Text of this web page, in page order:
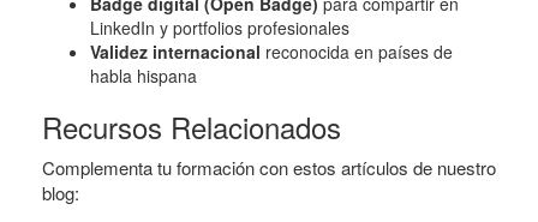
LinkedIn y portfolios profesionales
Validez internacional reconocida en países de
habla hispana
Recursos Relacionados
Complementa tu formación con estos artículos de nuestro
blog: